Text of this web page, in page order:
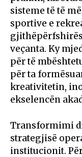
sisteme të të
sportive e
veçanta. Ky
për të
për ta
kreativitetin,
ekselencën
Transformimi
strategjisë
institucionit.